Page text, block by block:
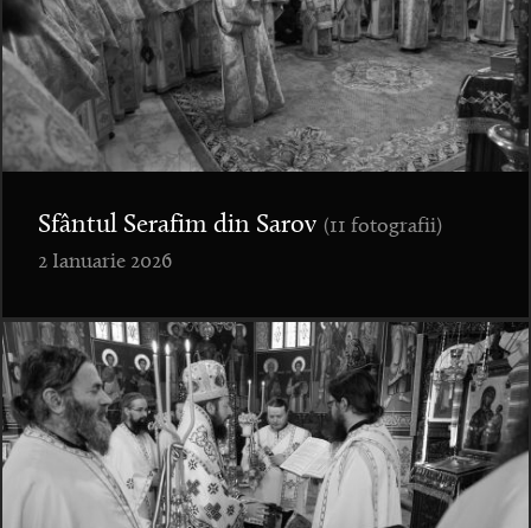
Sfântul Serafim din Sarov (11 fotografii)
2 Ianuarie 2026